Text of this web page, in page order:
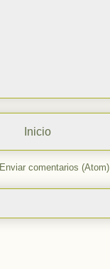
Inicio
Enviar comentarios (Atom)